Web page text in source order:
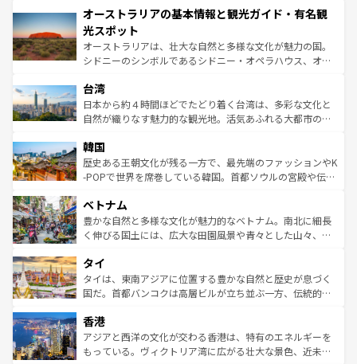
部のニューオーリンズでは、音楽と美食が融合した独特の
文化が魅力。旅行者はアメリカの各地域で異なる魅力を楽
しみながら、その多様性と豊かな歴史を感じることができ
るだろう。車でのロードトリップや列車の旅も、アメリカ
情報は
ワイ島は見逃せない。また、定番の観光地といえばオアフ
島だが、静かな自然を求めるならマウイ島やカウアイ島が
おすすめ。エメラルドグリーンに輝く海をはじめ、豊かな
文化や歴史が息づいている。「アロハスピリット」と呼ば
人々、おいしいローカルフードやハワイアンミュージッ
ク、伝統的なフラダンスなど、すべてがハワイの魅力を彩
っている。訪れるたびに新しい発見と感動が待っているハ
はコンテンツ一覧
オーストラリアの基本情報と観光ガイド・有名観
光スポット
オーストラリアは、壮大な自然と多様な文化が魅力の国。
シドニーのシンボルであるシドニー・オペラハウス、オー
リアリーフや大陸中央部にそびえるウルル（エアーズロッ
ク）、タスマニアの美しい原生林やケアンズの熱帯雨林な
ど、見どころがたくさん。また、カフェやワイン、オージ
いる。アクティビティも充実しており、サーフィンやダイ
ビング、ハイキングなど、アウトドア好きにはたまらな
い。オーストラリアの多彩な魅力を存分に味わいつくそ
参照してほしい。
台湾
日本から約４時間ほどでたどり着く台湾は、多彩な文化と
自然が織りなす魅力的な観光地。活気あふれる大都市の台
ン）、静ひつな山岳地帯である台湾東部など、都市の喧騒
と山間の静けさが共存しており、訪れる人に新しい発見と
驚きをもたらしてくれる。また、奥深い台湾の食文化も魅
容にもいいと評判のスイーツなど、バラエティ豊かな料理
が味わえる。 なお、新着の台湾情報は コンテンツ一覧を参
照してほしい。
韓国
歴史ある王朝文化が残る一方で、最先端のファッションやK
-POPで世界を席巻している韓国。首都ソウルの宮殿や伝統
き、地方に足を延ばせば四季折々の自然美を楽しむことが
できる。そして、キムチや焼肉、絶品のストリートフード
まで、さまざまな韓国料理が待っている。夜には、韓国な
リティに包まれながら、韓国の多彩な魅力を心ゆくまで味
わってみてほしい。 なお、新着の韓国情報はコンテンツ一
覧を参照してほしい。
ベトナム
豊かな自然と多様な文化が魅力的なベトナム。南北に細長
く伸びる国土には、広大な田園風景や青々とした山々、世
急速な発展と共に伝統が息づく。ハノイの古い町並みやホ
ーチミン市のフランス統治時代の建物も、独特の雰囲気を
醸し出している。また、バラエティの豊かさとおいしさで
とつ。フォーやバインミー、ベトナムコーヒーなどは、ぜ
ひ現地で味わいたい。どの地域を訪れてもあたたかい人々
が旅行者を迎えてくれるので、きっと忘れられない旅にな
タイ
タイは、東南アジアに位置する豊かな自然と歴史が息づく
国だ。首都バンコクは高層ビルが立ち並ぶ一方、伝統的な
の活気が交差している。北部ではチェンマイなどの山岳地
帯で自然と触れ合い、南部ではプーケットやクラビの美し
いビーチでリゾート気分を楽しむことができる。タイ料理
香港
アジアと西洋の文化が交わる香港は、特有のエネルギーを
もっている。ヴィクトリア湾に広がる壮大な景色、近未来